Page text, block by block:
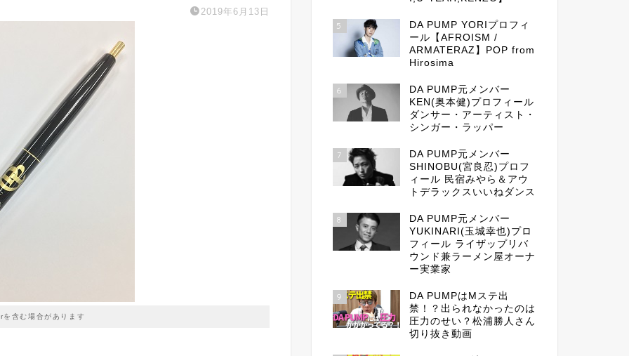
2019年6月13日
を含む場合があります
5
DA PUMP YORIプロフィ
ール【AFROISM /
ARMATERAZ】POP from
Hirosima
6
DA PUMP元メンバー
KEN(奥本健)プロフィール
ダンサー・アーティスト・
シンガー・ラッパー
7
DA PUMP元メンバー
SHINOBU(宮良忍)プロフ
ィール 民宿みやら＆アウ
トデラックスいいねダンス
8
DA PUMP元メンバー
YUKINARI(玉城幸也)プロ
フィール ライザップリバ
ウンド兼ラーメン屋オーナ
ー実業家
9
DA PUMPはMステ出
禁！？出られなかったのは
圧力のせい？松浦勝人さん
切り抜き動画